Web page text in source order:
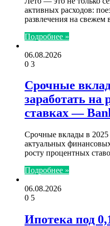
активных расходов:
развлечения на
Подробнее »
06.08.2026
0 3
Срочные
заработать на
ставках —
Срочные вклады в 2025
актуальных
росту процентных
Подробнее »
06.08.2026
0 5
Ипотека под